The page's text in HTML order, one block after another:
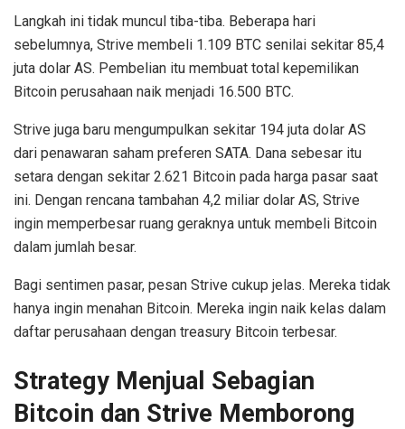
Langkah ini tidak muncul tiba-tiba. Beberapa hari
sebelumnya, Strive membeli 1.109 BTC senilai sekitar 85,4
juta dolar AS. Pembelian itu membuat total kepemilikan
Bitcoin perusahaan naik menjadi 16.500 BTC.
Strive juga baru mengumpulkan sekitar 194 juta dolar AS
dari penawaran saham preferen SATA. Dana sebesar itu
setara dengan sekitar 2.621 Bitcoin pada harga pasar saat
ini. Dengan rencana tambahan 4,2 miliar dolar AS, Strive
ingin memperbesar ruang geraknya untuk membeli Bitcoin
dalam jumlah besar.
Bagi sentimen pasar, pesan Strive cukup jelas. Mereka tidak
hanya ingin menahan Bitcoin. Mereka ingin naik kelas dalam
daftar perusahaan dengan treasury Bitcoin terbesar.
Strategy Menjual Sebagian
Bitcoin dan Strive Memborong